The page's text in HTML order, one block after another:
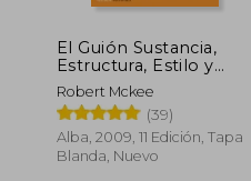
El Guión Sustancia,
Estructura, Estilo y
Principios de la
Escritura de Guiones
Robert Mckee
(39)
Alba, 2009, 11 Edición, Tapa
Blanda, Nuevo